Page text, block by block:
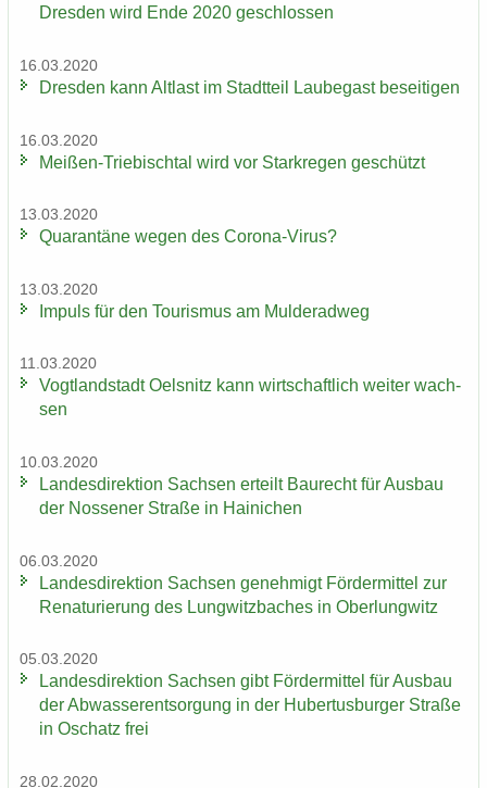
Dres­den wird Ende 2020 ge­schlos­sen
16.03.2020
Dres­den kann Alt­last im Stadt­teil Lau­be­gast be­sei­ti­gen
16.03.2020
Meißen-​Triebischtal wird vor Stark­re­gen ge­schützt
13.03.2020
Qua­ran­tä­ne wegen des Corona-​Virus?
13.03.2020
Im­puls für den Tou­ris­mus am Mul­derad­weg
11.03.2020
Vogt­land­stadt Oels­nitz kann wirt­schaft­lich wei­ter wach­
sen
10.03.2020
Lan­des­di­rek­ti­on Sach­sen er­teilt Bau­recht für Aus­bau
der Nos­se­ner Stra­ße in Hai­ni­chen
06.03.2020
Lan­des­di­rek­ti­on Sach­sen ge­neh­migt För­der­mit­tel zur
Re­na­tu­rie­rung des Lung­witz­ba­ches in Ober­lung­witz
05.03.2020
Lan­des­di­rek­ti­on Sach­sen gibt För­der­mit­tel für Aus­bau
der Ab­was­ser­ent­sor­gung in der Hu­ber­tus­bur­ger Stra­ße
in Oschatz frei
28.02.2020